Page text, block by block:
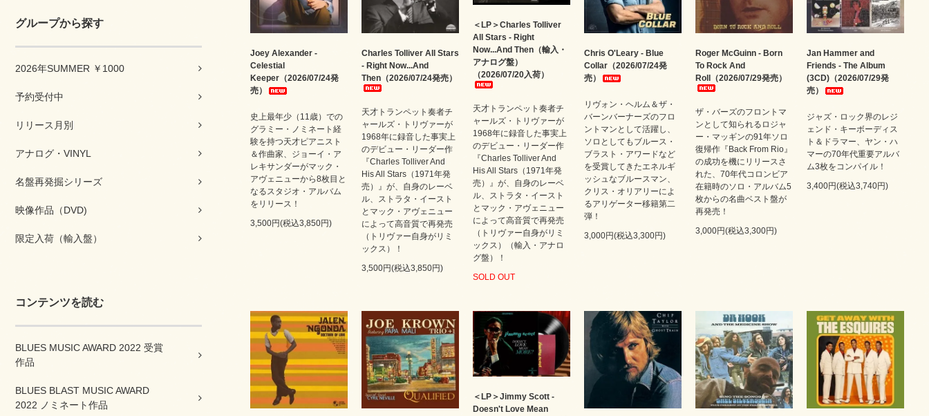
グループから探す
2026年SUMMER ￥1000
予約受付中
リリース月別
アナログ・VINYL
名盤再発掘シリーズ
映像作品（DVD)
限定入荷（輸入盤）
コンテンツを読む
BLUES MUSIC AWARD 2022 受賞
作品
BLUES BLAST MUSIC AWARD
2022 ノミネート作品
Joey Alexander -
Celestial
Keeper（2026/07/24発
売）
史上最年少（11歳）での
グラミー・ノミネート経
験を持つ天才ピアニスト
＆作曲家、ジョーイ・ア
レキサンダーがマック・
アヴェニューから8枚目と
なるスタジオ・アルバム
をリリース！
3,500円(税込3,850円)
Charles Tolliver All Stars
- Right Now...And
Then（2026/07/24発売）
天才トランペット奏者チ
ャールズ・トリヴァーが
1968年に録音した事実上
のデビュー・リーダー作
『Charles Tolliver And
His All Stars（1971年発
売）』が、自身のレーベ
ル、ストラタ・イースト
とマック・アヴェニュー
によって高音質で再発売
（トリヴァー自身がリミ
ックス）！
3,500円(税込3,850円)
＜LP＞Charles Tolliver
All Stars - Right
Now...And Then（輸入・
アナログ盤）
（2026/07/20入荷）
天才トランペット奏者チ
ャールズ・トリヴァーが
1968年に録音した事実上
のデビュー・リーダー作
『Charles Tolliver And
His All Stars（1971年発
売）』が、自身のレーベ
ル、ストラタ・イースト
とマック・アヴェニュー
によって高音質で再発売
（トリヴァー自身がリミ
ックス）（輸入・アナロ
グ盤）！
SOLD OUT
Chris O'Leary - Blue
Collar（2026/07/24発
売）
リヴォン・ヘルム＆ザ・
バーンバーナーズのフロ
ントマンとして活躍し、
ソロとしてもブルース・
ブラスト・アワードなど
を受賞してきたエネルギ
ッシュなブルースマン、
クリス・オリアリーによ
るアリゲーター移籍第二
弾！
3,000円(税込3,300円)
Roger McGuinn - Born
To Rock And
Roll（2026/07/29発売）
ザ・バーズのフロントマ
ンとして知られるロジャ
ー・マッギンの91年ソロ
復帰作『Back From Rio』
の成功を機にリリースさ
れた、70年代コロンビア
在籍時のソロ・アルバム5
枚からの名曲ベスト盤が
再発売！
3,000円(税込3,300円)
Jan Hammer and
Friends - The Album
(3CD)（2026/07/29発
売）
ジャズ・ロック界のレジ
ェンド・キーボーディス
ト＆ドラマー、ヤン・ハ
マーの70年代重要アルバ
ム3枚をコンパイル！
3,400円(税込3,740円)
＜LP＞Jimmy Scott -
Doesn't Love Mean